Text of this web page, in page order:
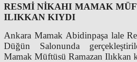
RESMİ NİKAHI MAMAK
ILIKKAN KIYDI
Ankara Mamak Abidinpaşa lale
Düğün Salonunda
Mamak Müftüsü Ramazan Ilıkkan